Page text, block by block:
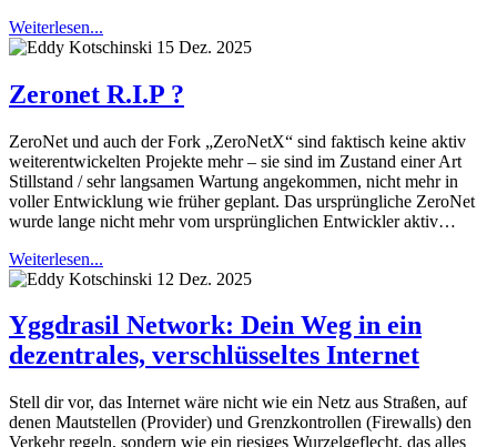
Weiterlesen...
15 Dez. 2025
Zeronet R.I.P ?
ZeroNet und auch der Fork „ZeroNetX“ sind faktisch keine aktiv
weiterentwickelten Projekte mehr – sie sind im Zustand einer Art
Stillstand / sehr langsamen Wartung angekommen, nicht mehr in
voller Entwicklung wie früher geplant. Das ursprüngliche ZeroNet
wurde lange nicht mehr vom ursprünglichen Entwickler aktiv…
Weiterlesen...
12 Dez. 2025
Yggdrasil Network: Dein Weg in ein
dezentrales, verschlüsseltes Internet
Stell dir vor, das Internet wäre nicht wie ein Netz aus Straßen, auf
denen Mautstellen (Provider) und Grenzkontrollen (Firewalls) den
Verkehr regeln, sondern wie ein riesiges Wurzelgeflecht, das alles